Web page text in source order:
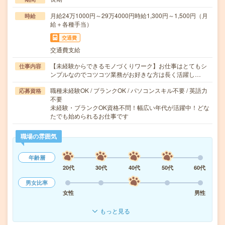
時給
月給24万1000円～29万4000円時給1,300円～1,500円（月
給＋各種手当）
交通費
交通費支給
仕事内容
【未経験からできるモノづくりワーク】お仕事はとてもシ
ンプルなのでコツコツ業務がお好きな方は長く活躍し…
応募資格
職種未経験OK / ブランクOK / パソコンスキル不要 / 英語力
不要
未経験・ブランクOK資格不問！幅広い年代が活躍中！どな
たでも始められるお仕事です
職場の雰囲気
年齢層
20代
30代 40代 50代
60代
男女比率
女性
男性
もっと見る